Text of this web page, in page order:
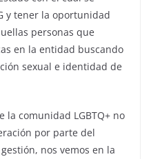
y tener la oportunidad
personas que
en la entidad buscando
sexual e identidad de
la comunidad LGBTQ+ no
por parte del
nos vemos en la